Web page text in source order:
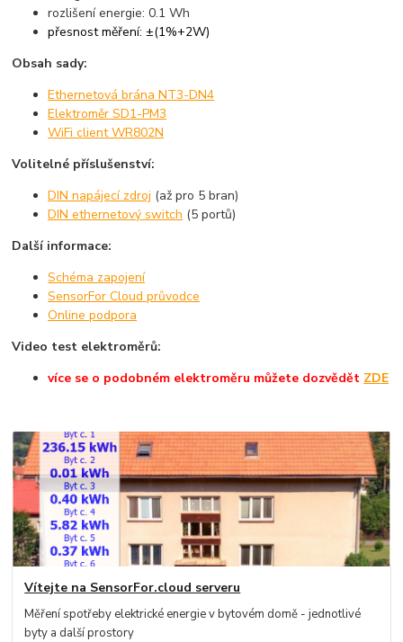
rozlišení energie: 0.1 Wh
přesnost měření: ±(1%+2W)
Obsah sady:
Ethernetová brána NT3-DN4
Elektroměr SD1-PM3
WiFi client WR802N
Volitelné příslušenství:
DIN napájecí zdroj (až pro 5 bran)
DIN ethernetový switch (5 portů)
Další informace:
Schéma zapojení
SensorFor Cloud průvodce
Online podpora
Video test elektroměrů:
více se o podobném elektroměru můžete dozvědět ZDE
Vítejte na SensorFor.cloud serveru
Měření spotřeby elektrické energie v bytovém domě - jednotlivé
byty a další prostory